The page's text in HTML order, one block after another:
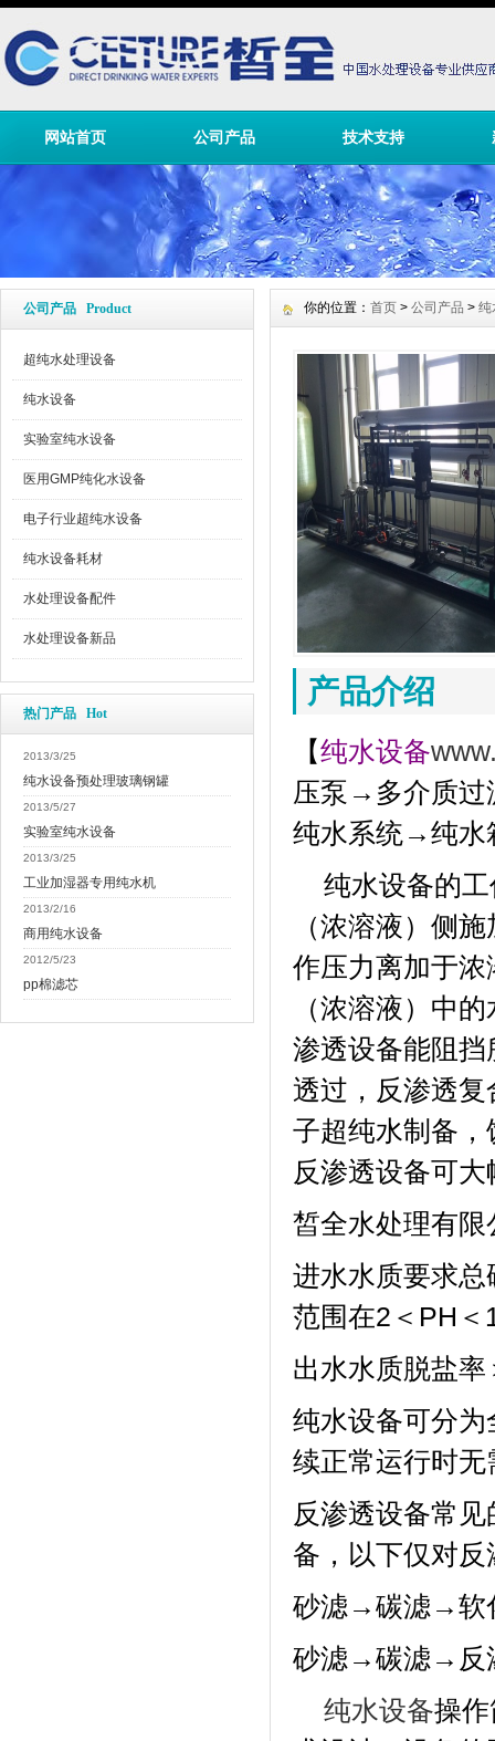
网站首页 公司产品 技术支持
公司产品 Product
超纯水处理设备
纯水设备
实验室纯水设备
医用GMP纯化水设备
电子行业超纯水设备
纯水设备耗材
水处理设备配件
水处理设备新品
热门产品 Hot
2013/3/25
纯水设备预处理玻璃钢罐
2013/5/27
实验室纯水设备
2013/3/25
工业加湿器专用纯水机
2013/2/16
商用纯水设备
2012/5/23
pp棉滤芯
你的位置： 首页 > 公司产品 > 纯
产品介绍
【纯水设备
压泵→多介质
纯水系统→纯水
纯水设备的工
（浓溶液）侧
作压力离加于
（浓溶液）中
渗透设备能阻
透过，反渗透
子超纯水制备
反渗透设备可
皙全水处理有
进水水质要求总
范围在2 ＜ PH ＜
出水水质脱盐率
纯水设备可分
续正常运行时
反渗透设备常
备，以下仅对
砂滤→碳滤→软
砂滤→碳滤→反
纯水设备操